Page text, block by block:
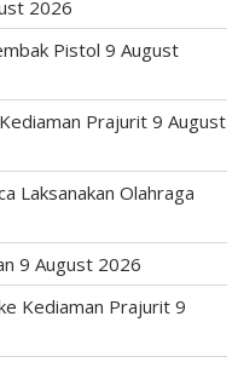
2026
Pistol 9 August
Prajurit 9 August
Laksanakan Olahraga
9 August 2026
Kediaman Prajurit 9